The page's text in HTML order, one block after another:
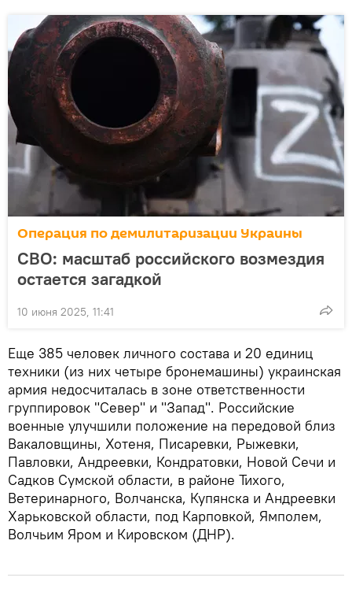
Операция по демилитаризации Украины
СВО: масштаб российского возмездия
остается загадкой
10 июня 2025, 11:41
Еще 385 человек личного состава и 20 единиц
техники (из них четыре бронемашины) украинская
армия недосчиталась в зоне ответственности
группировок "Север" и "Запад". Российские
военные улучшили положение на передовой близ
Вакаловщины, Хотеня, Писаревки, Рыжевки,
Павловки, Андреевки, Кондратовки, Новой Сечи и
Садков Сумской области, в районе Тихого,
Ветеринарного, Волчанска, Купянска и Андреевки
Харьковской области, под Карповкой, Ямполем,
Волчьим Яром и Кировском (ДНР).